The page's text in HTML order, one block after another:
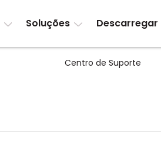
Soluções Descarregar
Centro de Suporte